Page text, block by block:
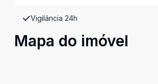
Vigilância 24h
Mapa do imóvel